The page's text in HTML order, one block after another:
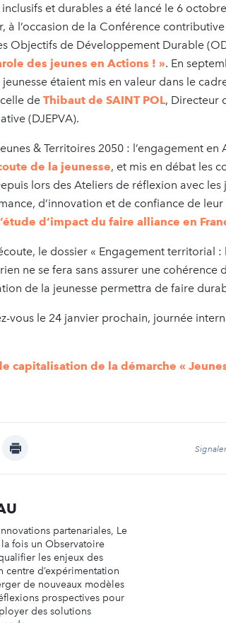
et durables a été lancé le 6
à l’occasion de la Conférence
Objectifs de Développement Durable
des jeunes en Actions ! ». En
étaient mis en valeur dans le
de Thibaut de SAINT POL, Directeur
(DJEPVA).
& Territoires 2050 : l’engagement en
de la jeunesse, et mis en débat les
lors des Ateliers de réflexion avec
d’innovation et de confiance de
d’impact du faire alliance en
le dossier « Engagement territorial :
ne se fera sans assurer une cohérence
de la jeunesse permettra de faire
vous le 24 janvier prochain, journée
capitalisation de la démarche «
print
partenariales, Le
la fois un Observatoire
les enjeux des
centre d’expérimentation
de nouveaux modèles
prospectives pour
des solutions